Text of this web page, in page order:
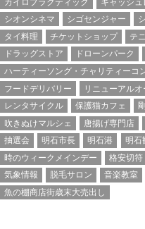
シオンシネマ
シゴセンジャー
タイ料理
チケットショップ
テ
ドラッグストア
ドローンパーク
ハーティーソング・チャリティーコ
フードデリバリー
リニューアルオ
レンタサイクル
保護猫カフェ
吹きぬけマルシェ
唐揚げ専門店
抽選会
明石市長 明石港 明石
時のウィークメインデー
格安切符
気象情報
脱毛サロン 音楽教室
魚の棚商店街歳末大売出し